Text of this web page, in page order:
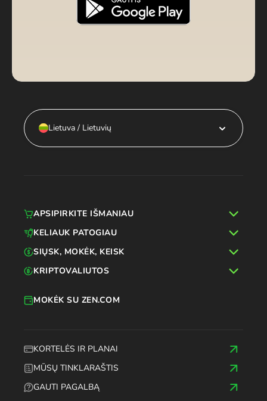
Lietuva / Lietuvių
KORTELĖS IR PLANAI
MŪSŲ TINKLARAŠTIS
GAUTI PAGALBĄ
MOKĖK SU ZEN.COM
APSIPIRKITE IŠMANIAU
KELIAUK PATOGIAU
SIŲSK, MOKĖK, KEISK
KRIPTOVALIUTOS